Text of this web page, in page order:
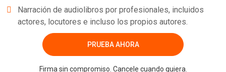
Narración de audiolibros por profesionales, incluidos
actores, locutores e incluso los propios autores.
PRUEBA AHORA
Firma sin compromiso. Cancele cuando quiera.